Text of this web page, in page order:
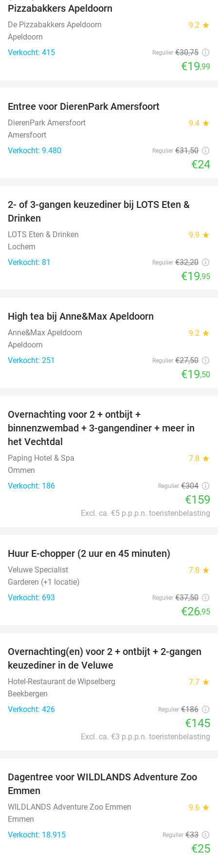
Pizzabakkers Apeldoorn
De Pizzabakkers Apeldoorn 9.2 star
Apeldoorn
Verkocht: 415
Regulier €30,75
€19,99
Entree voor DierenPark Amersfoort
DierenPark Amersfoort 9.4 star
Amersfoort
Verkocht: 9.480
Regulier €31,50
€24
38%
2- of 3-gangen keuzediner bij LOTS Eten &
Drinken
LOTS Eten & Drinken 9.9 star
Lochem
Verkocht: 81
Regulier €32,20
€19,95
High tea bij Anne&Max Apeldoorn
Anne&Max Apeldoorn 9.2 star
Apeldoorn
Verkocht: 251
Regulier €27,50
€19,50
Overnachting voor 2 + ontbijt +
binnenzwembad + 3-gangendiner + meer in
het Vechtdal
Paping Hotel & Spa 7.8 star
Ommen
Verkocht: 186
Regulier €304
€159
Excl. ca. €5 p.p.p.n. toeristenbelasting
Huur E-chopper (2 uur en 45 minuten)
Veluwe Specialist 7.8 star
Garderen (+1 locatie)
Verkocht: 693
Regulier €37,50
€26,95
22%
Overnachting(en) voor 2 + ontbijt + 2-gangen
keuzediner in de Veluwe
Hotel-Restaurant de Wipselberg 7.7 star
Beekbergen
Verkocht: 426
Regulier €186
€145
Excl. ca. €3 p.p.p.n. toeristenbelasting
24%
Dagentree voor WILDLANDS Adventure Zoo
Emmen
WILDLANDS Adventure Zoo Emmen 9.6 star
Emmen
Verkocht: 18.915
Regulier €33
€25